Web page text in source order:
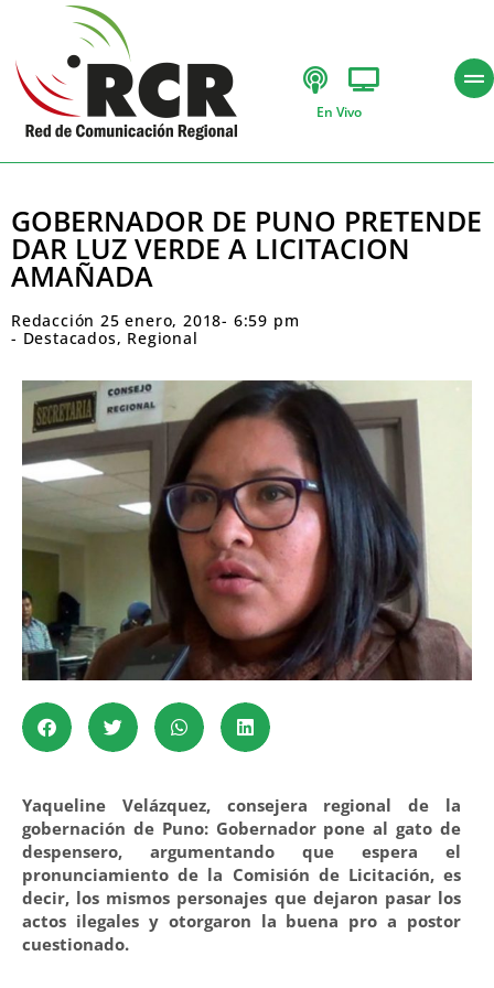
En Vivo
GOBERNADOR DE PUNO PRETENDE
DAR LUZ VERDE A LICITACION
AMAÑADA
Redacción 25 enero, 2018- 6:59 pm
- Destacados, Regional
Yaqueline Velázquez, consejera regional de la
gobernación de Puno: Gobernador pone al gato de
despensero, argumentando que espera
el
pronunciamiento de la Comisión de Licitación, es
decir, los mismos personajes que dejaron pasar los
actos ilegales y otorgaron la buena pro a postor
cuestionado.